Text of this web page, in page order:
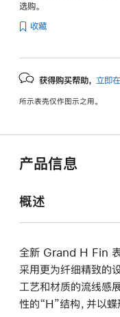
选购。
收藏
获得购买帮助， 立即
所示表壳仅作图示之用。
产品信息
概述
全新 Grand H Fin 表
采用更为纤细精致的
工艺和材质的流线感
性的“H”结构，并以蝶